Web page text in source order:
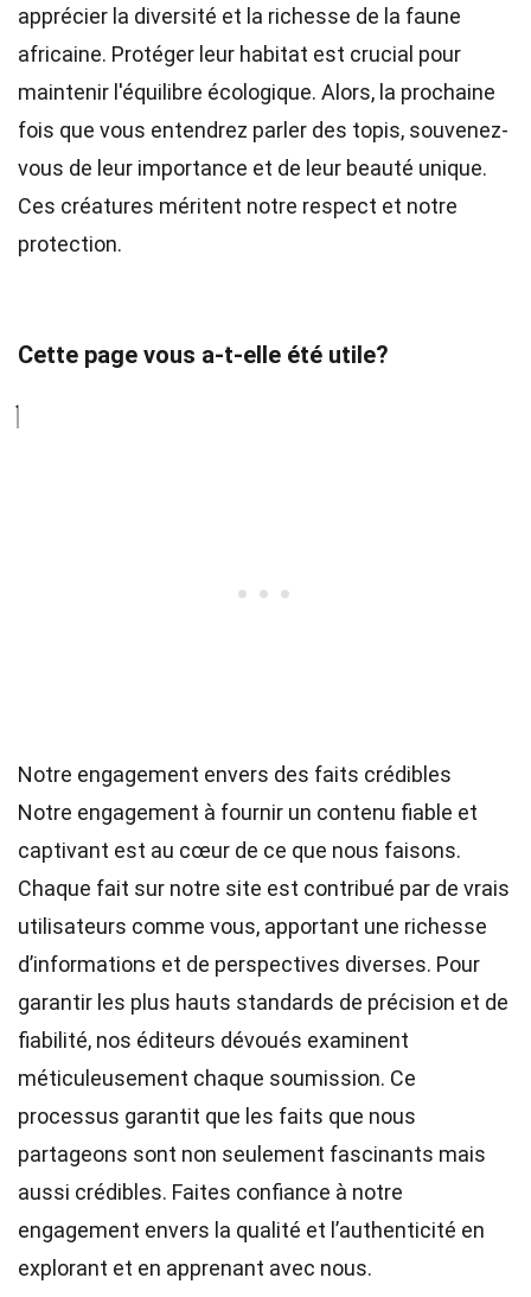
apprécier la diversité et la richesse de la faune
africaine. Protéger leur habitat est crucial pour
maintenir l'équilibre écologique. Alors, la prochaine
fois que vous entendrez parler des topis, souvenez-
vous de leur importance et de leur beauté unique.
Ces créatures méritent notre respect et notre
protection.
Cette page vous a-t-elle été utile?
Notre engagement envers des faits crédibles
Notre engagement à fournir un contenu fiable et
captivant est au cœur de ce que nous faisons.
Chaque fait sur notre site est contribué par de vrais
utilisateurs comme vous, apportant une richesse
d’informations et de perspectives diverses. Pour
garantir les plus hauts standards de précision et de
fiabilité, nos éditeurs dévoués examinent
méticuleusement chaque soumission. Ce
processus garantit que les faits que nous
partageons sont non seulement fascinants mais
aussi crédibles. Faites confiance à notre
engagement envers la qualité et l’authenticité en
explorant et en apprenant avec nous.